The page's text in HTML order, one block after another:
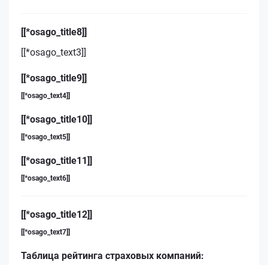
[[*osago_title8]]
[[*osago_text3]]
[[*osago_title9]]
[[*osago_text4]]
[[*osago_title10]]
[[*osago_text5]]
[[*osago_title11]]
[[*osago_text6]]
[[*osago_title12]]
[[*osago_text7]]
Таблица рейтинга страховых компаний: